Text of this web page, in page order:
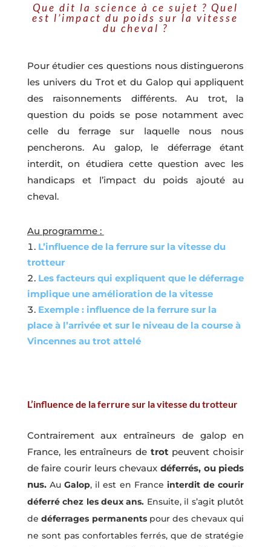
Que dit la science à ce sujet ? Quel
est l’impact du poids sur la vitesse
du cheval ?
Pour étudier ces questions nous distinguerons
les univers du Trot et du Galop qui appliquent
des raisonnements différents. Au trot, la
question du poids se pose notamment avec
celle du ferrage sur laquelle nous nous
pencherons. Au galop, le déferrage étant
interdit, on étudiera cette question avec les
handicaps et l’impact du poids ajouté au
cheval.
Au programme :
L’influence de la ferrure sur la vitesse du
trotteur
Les facteurs qui expliquent que le déferrage
implique une amélioration de la vitesse
Exemple : influence de la ferrure sur la
place à l’arrivée et sur le niveau de la course à
Vincennes au trot attelé
L’influence de la ferrure sur la vitesse du trotteur
Contrairement aux entraîneurs de galop en
France, les entraîneurs de trot peuvent choisir
de faire courir leurs chevaux déferrés, ou pieds
nus. AuGalop, il est en France interdit de courir
déferré chez les deux ans. Ensuite, il s’agit plutôt
dedéferrages permanentspour des chevaux qui
ne sont pas confortables ferrés, que de stratégie